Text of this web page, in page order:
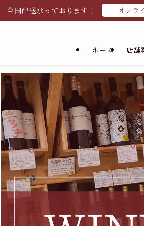
全国配送承っております！ オンラ
ホーム 店舗